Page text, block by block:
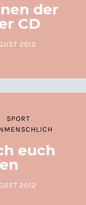
der
CD
ON
2012
SPORT
euch
ON
2012